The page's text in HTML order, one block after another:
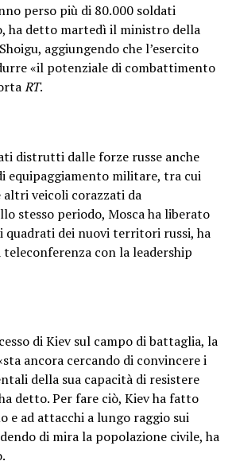
perso più di 80.000 soldati
ha detto martedì il ministro della
aggiungendo che l’esercito
«il potenziale di combattimento
RT.
distrutti dalle forze russe anche
equipaggiamento militare, tra cui
altri veicoli corazzati da
stesso periodo, Mosca ha liberato
quadrati dei nuovi territori russi, ha
con la leadership
di Kiev sul campo di battaglia, la
ancora cercando di convincere i
della sua capacità di resistere
detto. Per fare ciò, Kiev ha fatto
e ad attacchi a lungo raggio sui
di mira la popolazione civile, ha